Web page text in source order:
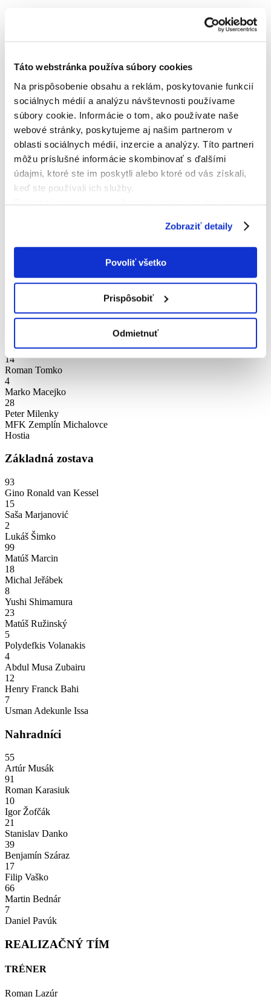
Táto webstránka používa súbory cookies
Na prispôsobenie obsahu a reklám, poskytovanie funkcií
sociálnych médií a analýzu návštevnosti používame
súbory cookie. Informácie o tom, ako používate naše
webové stránky, poskytujeme aj našim partnerom v
oblasti sociálnych médií, inzercie a analýzy. Títo partneri
môžu príslušné informácie skombinovať s ďalšími
údajmi, ktoré ste im poskytli alebo ktoré od vás získali,
keď ste používali ich služby.
Podrobné informácie o súboroch cookies sa dozviete v
Zobraziť detaily
Povoliť všetko
Prispôsobiť
Odmietnuť
12
25
Vladyslav Havrylenko
Rastislav Marcinko
Jakub Verčimák
18
Peter Šuľák
Marek Babjak
Jakub Straka
Milan Lukáč
Jakub Krupa
14
Roman Tomko
4
Marko Macejko
28
Peter Milenky
MFK Zemplín Michalovce
Hostia
Základná zostava
93
Gino Ronald van Kessel
15
Saša Marjanović
2
Lukáš Šimko
99
Matúš Marcin
18
Michal Jeřábek
8
Yushi Shimamura
23
Matúš Ružinský
5
Polydefkis Volanakis
4
Abdul Musa Zubairu
12
Henry Franck Bahi
7
Usman Adekunle Issa
Nahradníci
55
Artúr Musák
91
Roman Karasiuk
10
Igor Žofčák
21
Stanislav Danko
39
Benjamín Száraz
17
Filip Vaško
66
Martin Bednár
7
Daniel Pavúk
REALIZAČNÝ TÍM
TRÉNER
Roman Lazúr